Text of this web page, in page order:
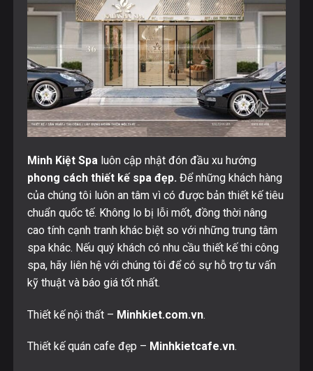
Minh Kiệt Spaluôn cập nhật đón đầu xu hướng
phong cách thiết kế spa đẹp. Để những khách hàng
của chúng tôi luôn an tâm vì có được bản thiết kế tiêu
chuẩn quốc tế. Không lo bị lỗi mốt, đồng thời nâng
cao tính cạnh tranh khác biệt so với những trung tâm
spa khác. Nếu quý khách có nhu cầu thiết kế thi công
spa, hãy liên hệ với chúng tôi để có sự hỗ trợ tư vấn
kỹ thuật và báo giá tốt nhất.
Thiết kế nội thất – Minhkiet.com.vn.
Thiết kế quán cafe đẹp – Minhkietcafe.vn.